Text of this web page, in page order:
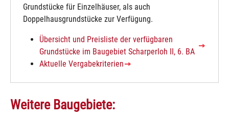
Grundstücke für Einzelhäuser, als auch
Doppelhausgrundstücke zur Verfügung.
Übersicht und Preisliste der verfügbaren
Grundstücke im Baugebiet Scharperloh II, 6. BA
Aktuelle Vergabekriterien
Weitere Baugebiete: